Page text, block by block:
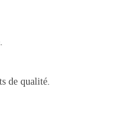
de qualité.